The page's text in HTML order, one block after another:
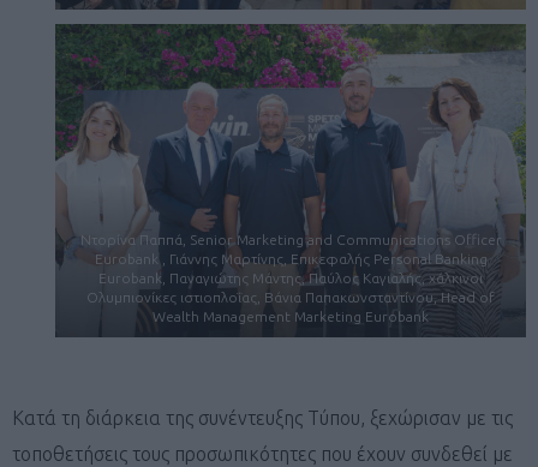
Ντορίνα Παππά, Senior Marketing and Communications Officer
Εurobank , Γιάννης Μαρτίνης, Επικεφαλής Personal Banking
Eurobank, Παναγιώτης Μάντης, Παύλος Καγιαλής, χάλκινοι
Ολυμπιονίκες ιστιοπλοΐας, Βάνια Παπακωνσταντίνου, Head of
Wealth Management Marketing Eurobank
Κατά τη διάρκεια της συνέντευξης Τύπου, ξεχώρισαν με τις
τοποθετήσεις τους προσωπικότητες που έχουν συνδεθεί με